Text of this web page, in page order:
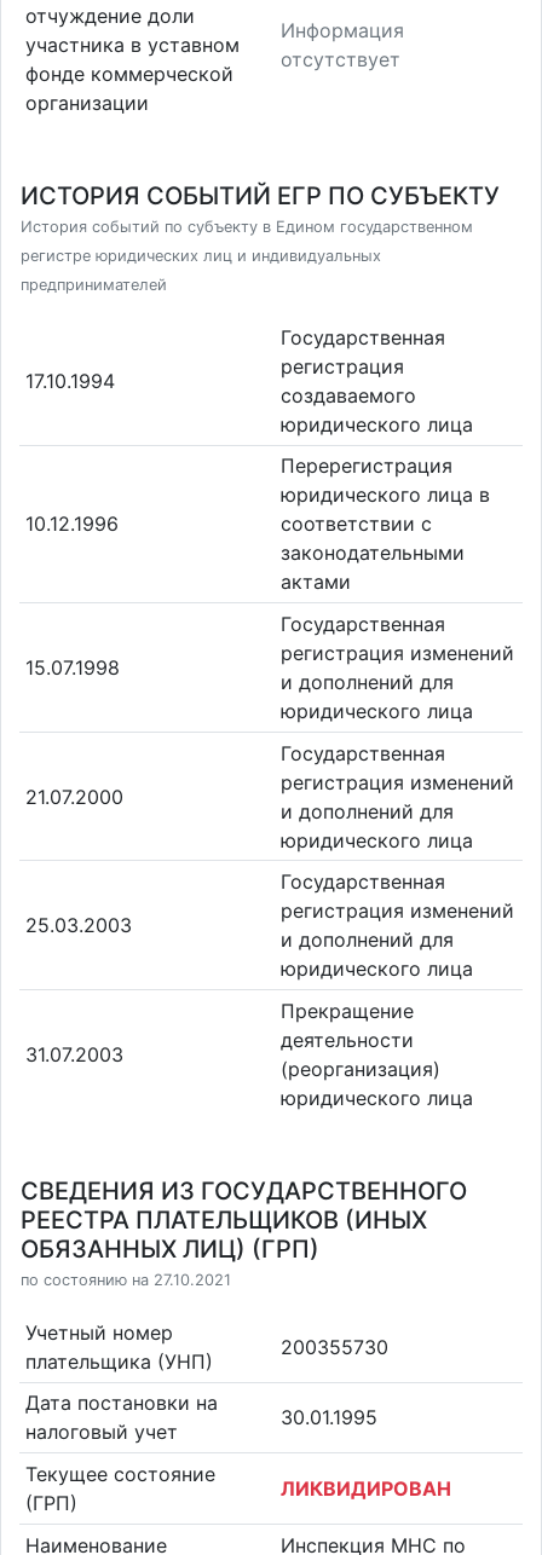
отчуждение доли
участника в уставном
фонде коммерческой
организации
Информация
отсутствует
ИСТОРИЯ СОБЫТИЙ ЕГР ПО СУБЪЕКТУ
История событий по субъекту в Едином государственном
регистре юридических лиц и индивидуальных
предпринимателей
17.10.1994
Государственная
регистрация
создаваемого
юридического лица
10.12.1996
Перерегистрация
юридического лица в
соответствии с
законодательными
актами
15.07.1998
Государственная
регистрация изменений
и дополнений для
юридического лица
21.07.2000
Государственная
регистрация изменений
и дополнений для
юридического лица
25.03.2003
Государственная
регистрация изменений
и дополнений для
юридического лица
31.07.2003
Прекращение
деятельности
(реорганизация)
юридического лица
СВЕДЕНИЯ ИЗ ГОСУДАРСТВЕННОГО
РЕЕСТРА ПЛАТЕЛЬЩИКОВ (ИНЫХ
ОБЯЗАННЫХ ЛИЦ) (ГРП)
по состоянию на 27.10.2021
Учетный номер
плательщика (УНП)
200355730
Дата постановки на
налоговый учет
30.01.1995
Текущее состояние
(ГРП)
ЛИКВИДИРОВАН
Наименование Инспекция МНС по